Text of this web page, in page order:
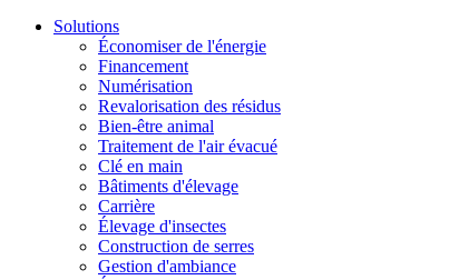
Solutions
Économiser de l'énergie
Financement
Numérisation
Revalorisation des résidus
Bien-être animal
Traitement de l'air évacué
Clé en main
Bâtiments d'élevage
Carrière
Élevage d'insectes
Construction de serres
Gestion d'ambiance